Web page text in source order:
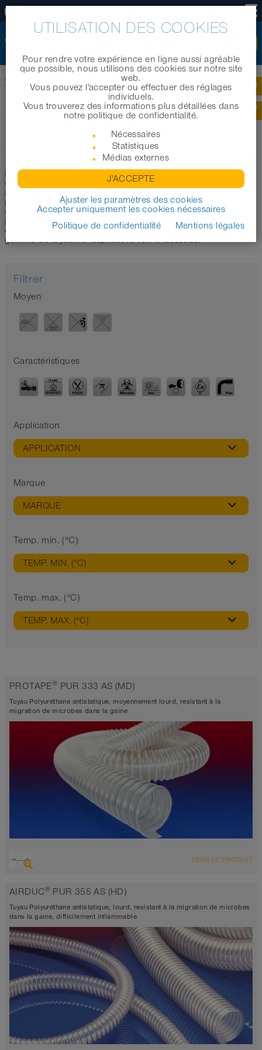
Accueil Notre secteurs d'application
Tuyaux et gaines pour aspirateurs industriels
TUYAUX ET GAINES POUR
ASPIRATEURS INDUSTRIELS
Dans cette section, nous souhaitons vous aider à
sélectionner le tuyau ou la gaine approprié pour les
aspirateurs industriels. Dans ce qui suit, nous vous
proposons une sélection de tuyaux les plus couramment
utilisés pour les aspirateurs industriels. Selon les variantes les
produits listés ici sont antistatiques (AS) ou électro-
conducteurs (EC). Pour plus d´informations sur notre
gamme de tuyaux d´aspiration, voir ci-dessous.
Filtrer
Moyen
Caractéristiques
Application
APPLICATION
Marque
MARQUE
Temp. min. (°C)
TEMP. MIN. (°C)
Temp. max. (°C)
TEMP. MAX. (°C)
PROTAPE® PUR 333 AS (MD)
Tuyau Polyuréthane antistatique, moyennement lourd, resistant à la
migration de microbes dans la gaine
Tuyau d’aspiration très résistant à l’abrasion + tuyau de
antistatique à env. 10⁹ Ω
Épaisseur de paroi 0,9mm
-40°C à 90°C (125°C)
VERS LE PRODUIT
AIRDUC® PUR 355 AS (HD)
Tuyau Polyuréthane antistatique, lourd, resistant à la migration de microbes
dans la gaine, difficilement inflammable
UTILISATION DES COOKIES
Pour rendre votre expérience en ligne aussi agréable
que possible, nous utilisons des cookies sur notre site
web.
Vous pouvez l'accepter ou effectuer des réglages
individuels.
Vous trouverez des informations plus détaillées dans
notre politique de confidentialité.
Nécessaires
Statistiques
Médias externes
J'ACCEPTE
Ajuster les paramètres des cookies
Accepter uniquement les cookies nécessaires
Politique de confidentialité
Mentions légales